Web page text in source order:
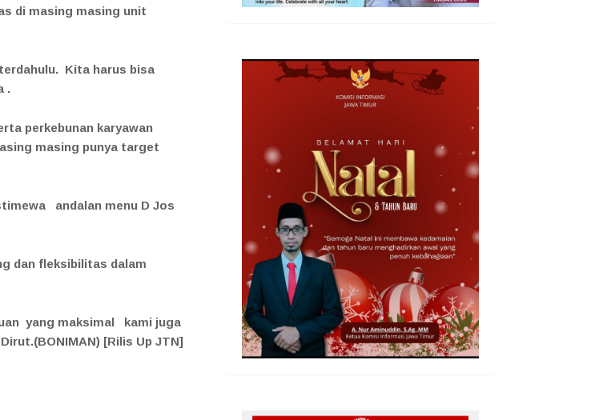
di masing masing unit
Kita harus bisa
.
perkebunan karyawan
masing punya target
andalan menu D Jos
dan fleksibilitas dalam
yang maksimal kami juga
[Rilis Up JTN]